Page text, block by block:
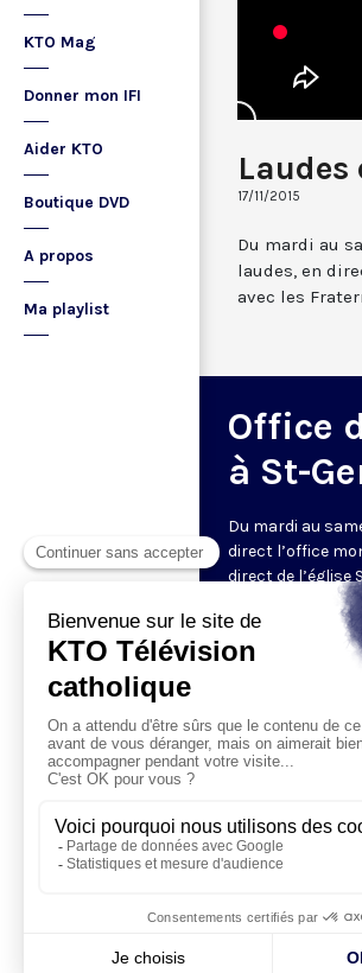
KTO Mag
Donner mon IFI
Aider KTO
Boutique DVD
A propos
Ma playlist
Laudes
17/11/2015
Du mardi au
laudes, en
avec les
Office
à St-
Du mardi au
direct l’office
direct de l’église
(Paris IVe),
de Jérusalem.
dérivé du terme
sont d’abord la
journée pour
fait de ce jour
entier sous son
Résurrection du
nous visiter" (Lc